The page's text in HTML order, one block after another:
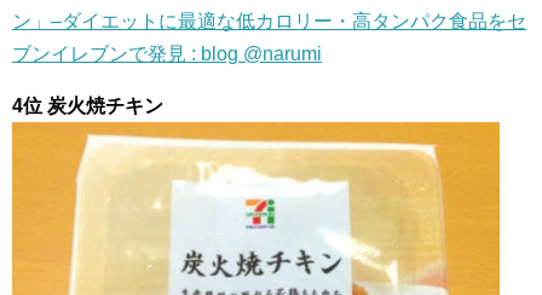
ン」–ダイエットに最適な低カロリー・高タンパク食品をセ
ブンイレブンで発見 : blog @narumi
4位 炭火焼チキン